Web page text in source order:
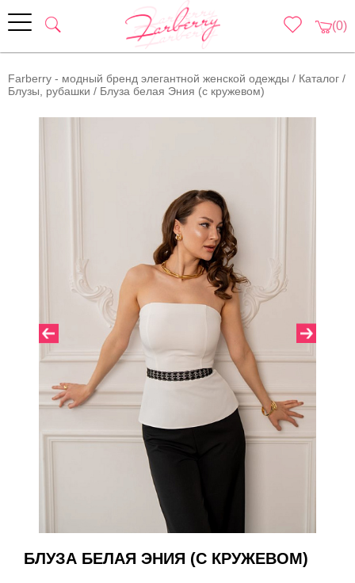
(0)
Farberry - модный бренд элегантной женской одежды / Каталог /
Блузы, рубашки / Блуза белая Эния (с кружевом)
БЛУЗА БЕЛАЯ ЭНИЯ (С КРУЖЕВОМ)